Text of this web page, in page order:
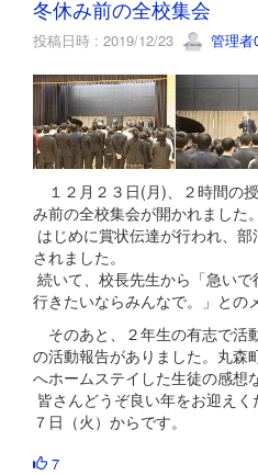
冬休み前の全校集会
投稿日時 : 2019/12/23 管理者
１２月２３日(月)、２時間の
み前の全校集会が開かれました。
はじめに賞状伝達が行われ、
されました。
続いて、校長先生から「急い
行きたいならみんなで。」との
そのあと、２年生の有志で活
の活動報告がありました。丸森
へホームステイした生徒の感想
皆さんどうぞ良い年をお迎え
７日（火）からです。
7